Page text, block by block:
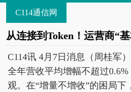
C114通信网
从连接到Token！运营商“
C114讯 4月7日消息（周桂军
全年营收平均增幅不超过
观。在“增量不增收”的困局